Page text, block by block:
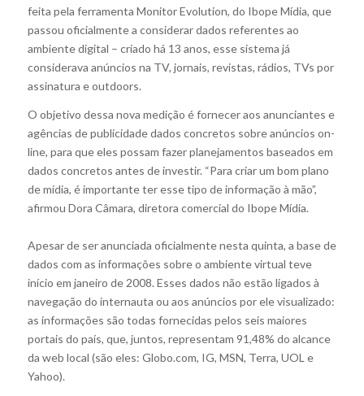
feita pela ferramenta Monitor Evolution, do Ibope Mídia, que
passou oficialmente a considerar dados referentes ao
ambiente digital – criado há 13 anos, esse sistema já
considerava anúncios na TV, jornais, revistas, rádios, TVs por
assinatura e outdoors.
O objetivo dessa nova medição é fornecer aos anunciantes e
agências de publicidade dados concretos sobre anúncios on-
line, para que eles possam fazer planejamentos baseados em
dados concretos antes de investir. “Para criar um bom plano
de mídia, é importante ter esse tipo de informação à mão”,
afirmou Dora Câmara, diretora comercial do Ibope Mídia.
Apesar de ser anunciada oficialmente nesta quinta, a base de
dados com as informações sobre o ambiente virtual teve
início em janeiro de 2008. Esses dados não estão ligados à
navegação do internauta ou aos anúncios por ele visualizado:
as informações são todas fornecidas pelos seis maiores
portais do país, que, juntos, representam 91,48% do alcance
da web local (são eles: Globo.com, IG, MSN, Terra, UOL e
Yahoo).